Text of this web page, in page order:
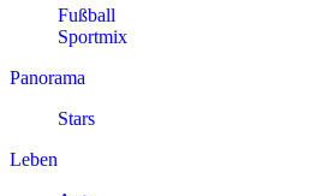
Fußball
Sportmix
Panorama
Stars
Leben